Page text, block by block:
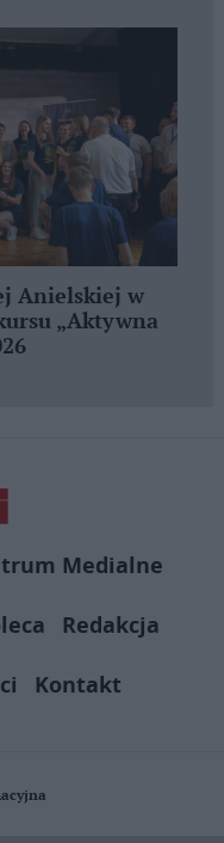
Anielskiej w
„Aktywna
Medialne
Redakcja
Kontakt